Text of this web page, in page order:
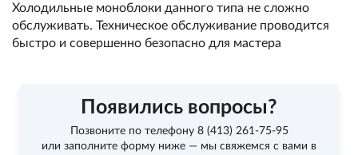
Холодильные моноблоки данного типа не сложно
обслуживать. Техническое обслуживание проводится
быстро и совершенно безопасно для мастера
Появились вопросы?
Позвоните по телефону 8 (413) 261-75-95
или заполните форму ниже — мы свяжемся с вами в